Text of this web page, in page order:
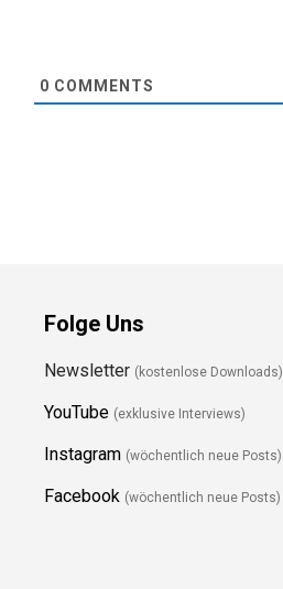
0 COMMENTS
Folge Uns
Newsletter (kostenlose Downloads)
YouTube (exklusive Interviews)
Instagram (wöchentlich neue Posts)
Facebook (wöchentlich neue Posts)